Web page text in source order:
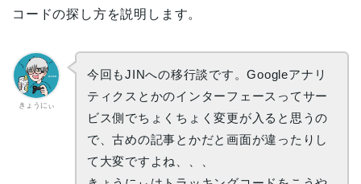
コードの探し方を説明します。
きょうにぃ
今回もJINへの移行談です。Googleアナリ
ティクスとかのインターフェースってサー
ビス側でちょくちょく変更が入ると思うの
で、古めの記事とかだと画面が違ったりし
て大変ですよね、、、